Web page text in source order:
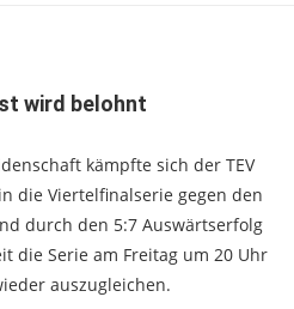
wird belohnt
kämpfte sich der TEV
die Viertelfinalserie gegen den
durch den 5:7 Auswärtserfolg
die Serie am Freitag um 20 Uhr
auszugleichen.